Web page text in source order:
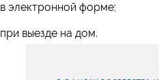
в электронной форме;
при выезде на дом.